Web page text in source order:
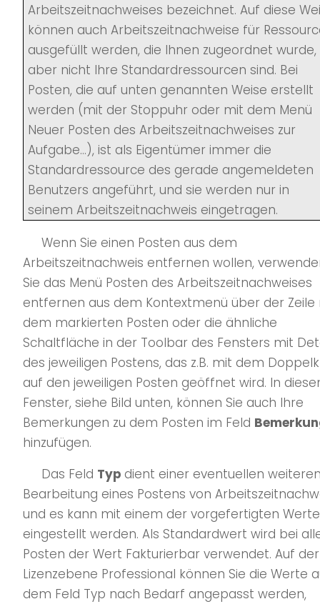
Arbeitszeitnachweises bezeichnet. Auf diese
können auch Arbeitszeitnachweise für
ausgefüllt werden, die Ihnen zugeordnet wurde,
aber nicht Ihre Standardressourcen sind. Bei
Posten, die auf unten genannten Weise erstellt
werden (mit der Stoppuhr oder mit dem Menü
Neuer Posten des Arbeitszeitnachweises zur
Aufgabe...), ist als Eigentümer immer die
Standardressource des gerade angemeldeten
Benutzers angeführt, und sie werden nur in
seinem Arbeitszeitnachweis eingetragen.
Wenn Sie einen Posten aus dem
Arbeitszeitnachweis entfernen wollen,
Sie das Menü Posten des Arbeitszeitnachweises
entfernen aus dem Kontextmenü über der Zeile
dem markierten Posten oder die ähnliche
Schaltfläche in der Toolbar des Fensters mit
des jeweiligen Postens, das z.B. mit dem
auf den jeweiligen Posten geöffnet wird. In
Fenster, siehe Bild unten, können Sie auch Ihre
Bemerkungen zu dem Posten im Feld
hinzufügen.
Das Feld Typ dient einer eventuellen
Bearbeitung eines Postens von
und es kann mit einem der vorgefertigten Werte
eingestellt werden. Als Standardwert wird bei
Posten der Wert Fakturierbar verwendet. Auf der
Lizenzebene Professional können Sie die Werte
dem Feld Typ nach Bedarf angepasst werden,